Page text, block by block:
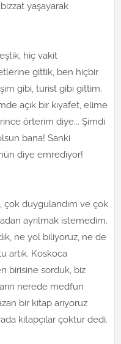
yaşayarak
hiç vakit
gittik, ben hiçbir
gibi, turist gibi gittim.
açık bir kıyafet, elime
örterim diye... Şimdi
bana! Sanki
diye emrediyor!
çok duygulandım ve çok
ayrılmak istemedim.
ne yol biliyoruz, ne de
artık. Koskoca
birisine sorduk, biz
nerede medfun
bir kitap arıyoruz
kitapçılar çoktur dedi.